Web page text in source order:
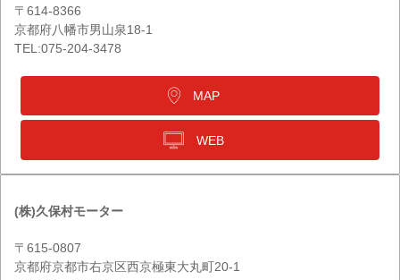
〒614-8366
京都府八幡市男山泉18-1
TEL:075-204-3478
MAP
WEB
(株)久保村モーター
〒615-0807
京都府京都市右京区西京極東大丸町20-1